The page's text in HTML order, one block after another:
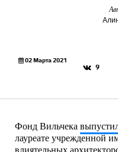
02 Марта 2021
9
Фонд Вильчека
лауреате учрежденной